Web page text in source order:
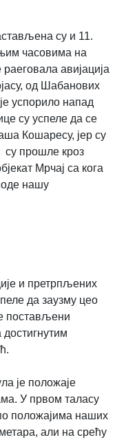
су и 11.
часовима на
авијација
од Шабанових
успорило напад
су успеле да се
Кошаресу, јер су
су прошле кроз
Мрчај са кога
нашу
и претрпљених
да заузму цео
постављени
достигнутим
је положаје
У првом таласу
положајима наших
али на срећу